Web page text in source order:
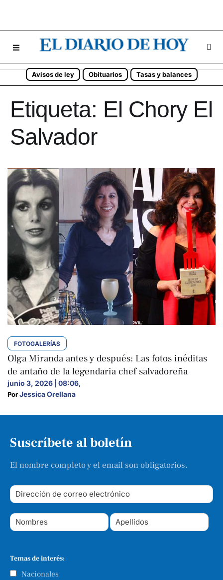
Avisos de ley Obituarios Tasas y balances
Etiqueta: El Chory El
Salvador
FOTOGALERÍAS
Olga Miranda antes y después: Las fotos inéditas
de antaño de la legendaria chef salvadoreña
junio 3, 2026 | 08:06,
Por Jessica Orellana
Suscríbete al boletín
El nombre completo y el email son obligatorios.
Temas de interés:
Nacionales